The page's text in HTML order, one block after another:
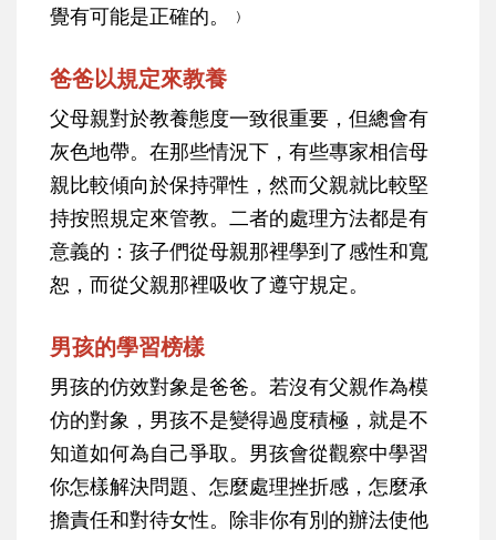
覺有可能是正確的。﹚
爸爸以規定來教養
父母親對於教養態度一致很重要，但總會有
灰色地帶。在那些情況下，有些專家相信母
親比較傾向於保持彈性，然而父親就比較堅
持按照規定來管教。二者的處理方法都是有
意義的：孩子們從母親那裡學到了感性和寬
恕，而從父親那裡吸收了遵守規定。
男孩的學習榜樣
男孩的仿效對象是爸爸。若沒有父親作為模
仿的對象，男孩不是變得過度積極，就是不
知道如何為自己爭取。男孩會從觀察中學習
你怎樣解決問題、怎麼處理挫折感，怎麼承
擔責任和對待女性。除非你有別的辦法使他